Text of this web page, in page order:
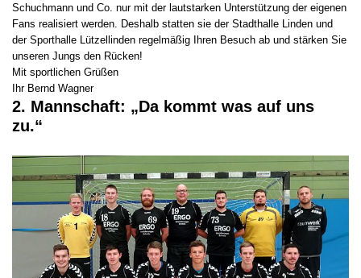
Schuchmann und Co. nur mit der lautstarken Unterstützung der eigenen
Fans realisiert werden. Deshalb statten sie der Stadthalle Linden und
der Sporthalle Lützellinden regelmäßig Ihren Besuch ab und stärken Sie
unseren Jungs den Rücken!
Mit sportlichen Grüßen
Ihr Bernd Wagner
2. Mannschaft: „Da kommt was auf uns
zu.“